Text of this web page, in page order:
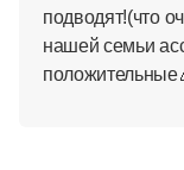
подводят!(что
нашей семьи